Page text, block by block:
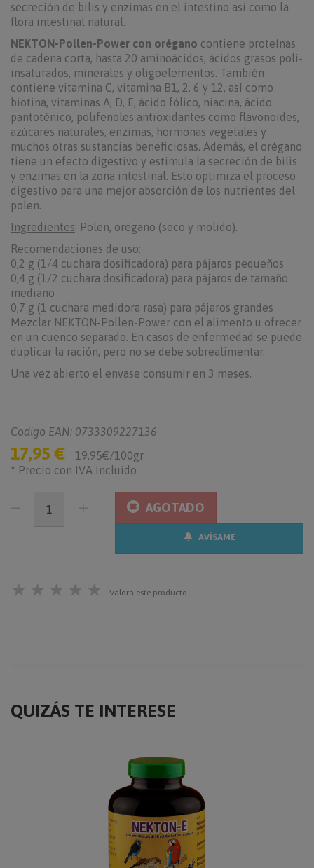
secreción de bilis y enzimas en el intestino así como la
flora intestinal natural.
NEKTON-Pollen-Power con orégano contiene proteínas
de cadena corta, hasta 20 aminoácidos, ácidos grasos poli-
insaturados, minerales y oligoelementos. También
contiene vitamina C, vitamina B1, 2, 6 y 12, así como
biotina, vitaminas A, D, E, ácido fólico, niacina, ácido
pantoténico, polifenoles antioxidantes como flavonoides,
azúcares naturales, enzimas, hormonas vegetales y
muchos otras sustancias beneficiosas. Además, el orégano
tiene un efecto digestivo y estimula la secreción de bilis
y enzimas en la zona intestinal. Esto optimiza el proceso
digestivo para una mejor absorción de los nutrientes del
polen.
Ingredientes: Polen, orégano (seco y molido).
Recomendaciones de uso:
0,2 g (1/4 cuchara dosificadora) para pájaros pequeños
0,4 g (1/2 cuchara dosificadora) para pájaros de tamaño
mediano
0,7 g (1 cuchara medidora rasa) para pájaros grandes
Mezclar NEKTON-Pollen-Power con el alimento u ofrecer
en un cuenco separado. En casos de enfermedad se puede
duplicar la ración, pero no se debe sobrealimentar.
Una vez abierto el envase consumir en 3 meses.
Codigo EAN: 0733309227136
17,95 €
19,95€/100gr
* Precio con IVA Incluido
AGOTADO
AVÍSAME
★ ★ ★ ★ ★ Valora este producto
QUIZÁS TE INTERESE